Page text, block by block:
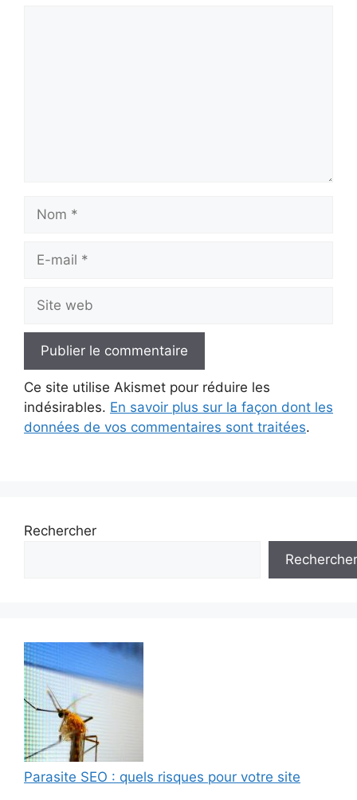
mail
web
Ce site utilise Akismet pour réduire les
indésirables. En savoir plus sur la façon dont les
données de vos commentaires sont traitées.
Rechercher
Rechercher
Parasite SEO : quels risques pour votre site